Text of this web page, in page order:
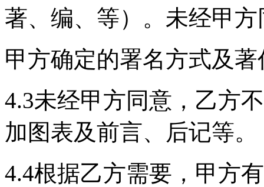
著、编、等）。未经甲
甲方确定的署名方式及
4.3未经甲方同意，乙方
加图表及前言、后记等。
4.4根据乙方需要，甲方